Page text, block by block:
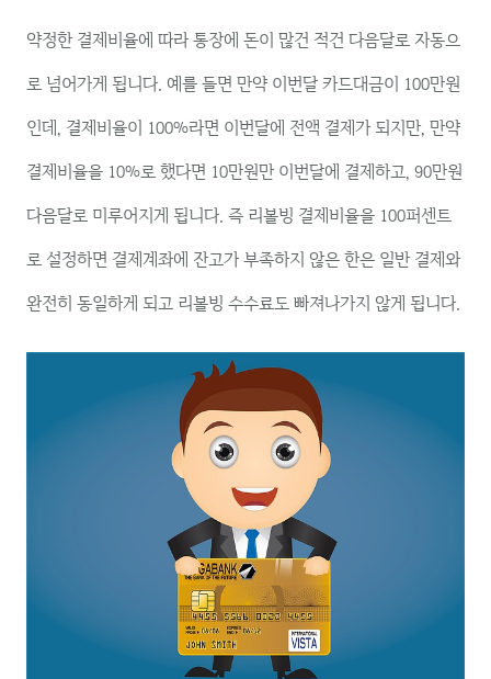
약정한 결제비율에 따라 통장에 돈이 많건 적건 다음달로 자동으
로 넘어가게 됩니다. 예를 들면 만약 이번달 카드대금이 100만원
인데, 결제비율이 100%라면 이번달에 전액 결제가 되지만, 만약
결제비율을 10%로 했다면 10만원만 이번달에 결제하고, 90만원
다음달로 미루어지게 됩니다. 즉 리볼빙 결제비율을 100퍼센트
로 설정하면 결제계좌에 잔고가 부족하지 않은 한은 일반 결제와
완전히 동일하게 되고 리볼빙 수수료도 빠져나가지 않게 됩니다.